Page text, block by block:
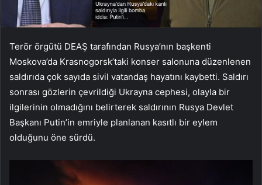
Terör örgütü DEAŞ tarafından Rusya’nın başkenti
Moskova’da Krasnogorsk’taki konser salonuna düzenlenen
saldırıda çok sayıda sivil vatandaş hayatını kaybetti. Saldırı
sonrası gözlerin çevrildiği Ukrayna cephesi, olayla bir
ilgilerinin olmadığını belirterek saldırının Rusya Devlet
Başkanı Putin’in emriyle planlanan kasıtlı bir eylem
olduğunu öne sürdü.